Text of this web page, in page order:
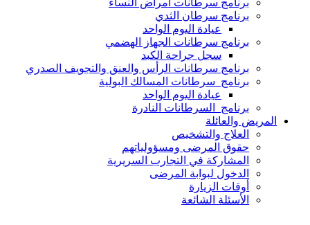
برنامج سرطانات أمراض النساء
برنامج سرطان الثدي
عيادة اليوم الواحد
برنامج سرطانات الجهاز الهضمي
سجل جراحة الكبد
برنامج سرطانات الرأس والعنق والتجويف الصدري
برنامج سرطانات المسالك البولية
عيادة اليوم الواحد
برنامج السرطانات النادرة
المريض والعائلة
العلاج والتشخيص
حقوق المرضى ومسؤولياتهم
المشاركة في التجارب السريرية
الدخول لبوابة المرضى
أوقات الزيارة
الأسئلة الشائعة